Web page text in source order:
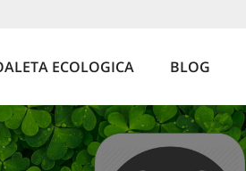
ECOLOGICA BLOG